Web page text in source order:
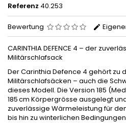
Referenz 40.253
Bewertung
CARINTHIA DEFENCE 4 – der
Militärschlafsack
Der Carinthia Defence 4 gehört zu
Militärschlafsäcken – auch die
dieses Modell. Die Version 185
185 cm Körpergrösse ausgelegt
zuverlässige Wärmeleistung für
bis hin zu winterlichen